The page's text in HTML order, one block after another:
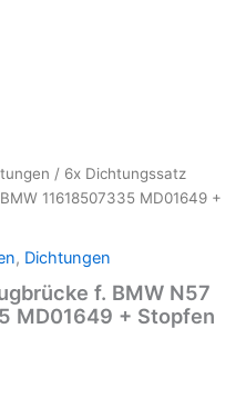
/ 6x Dichtungssatz
11618507335 MD01649 +
, Dichtungen
f. BMW N57
MD01649 + Stopfen